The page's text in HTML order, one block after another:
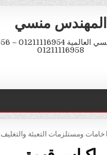
المهندس منسي
01211116958
POSTED IN
خامات ومستلزمات التعبئة والتغليف